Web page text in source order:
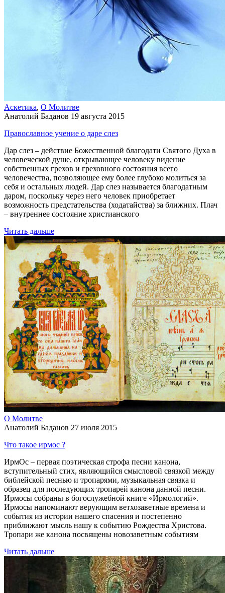
Аскетика, О Молитве
Анатолий Баданов 19 августа 2015
Православное учение о даре слез
Дар слез – действие Божественной благодати Святого Духа в
человеческой душе, открывающее человеку видение
собственных грехов и греховного состояния всего
человечества, позволяющее ему более глубоко молиться за
себя и остальных людей. Дар слез называется благодатным
даром, поскольку через него человек приобретает
возможность предстательства (ходатайства) за ближних. Плач
– внутреннее состояние христианского
Читать дальше
О Молитве
Анатолий Баданов 27 июля 2015
Что такое ирмос ?
ИрмОс – первая поэтическая строфа песни канона,
вступительный стих, являющийся смысловой связкой между
библейской песнью и тропарями, музыкальная связка и
образец для последующих тропарей канона данной песни.
Ирмосы собраны в богослужебной книге «Ирмологий».
Ирмосы напоминают верующим ветхозаветные времена и
события из истории нашего спасения и постепенно
приближают мысль нашу к событию Рождества Христова.
Тропари же канона посвящены новозаветным событиям
Читать дальше